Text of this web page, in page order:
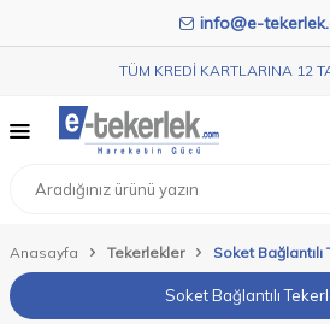
info@e-
TÜM KREDİ KARTLARINA 12
Anasayfa Tekerlekler Soket
Soket Bağlantılı